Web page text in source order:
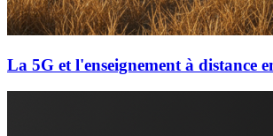
La 5G et l'enseignement à distance